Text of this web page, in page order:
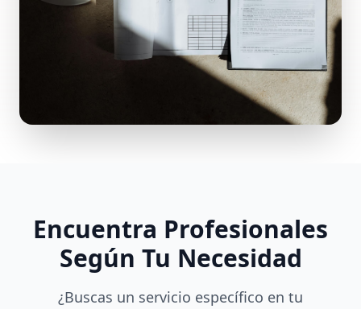
Encuentra Profesionales
Según Tu Necesidad
¿Buscas un servicio específico en tu